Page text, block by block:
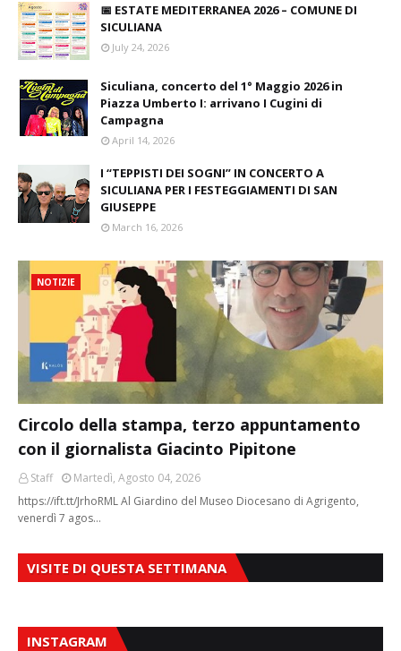
📅 ESTATE MEDITERRANEA 2026 – COMUNE DI
SICULIANA
July 24, 2026
Siculiana, concerto del 1° Maggio 2026 in
Piazza Umberto I: arrivano I Cugini di
Campagna
April 14, 2026
I “TEPPISTI DEI SOGNI” IN CONCERTO A
SICULIANA PER I FESTEGGIAMENTI DI SAN
GIUSEPPE
March 16, 2026
NOTIZIE
Circolo della stampa, terzo appuntamento
con il giornalista Giacinto Pipitone
Staff
Martedì, Agosto 04, 2026
https://ift.tt/JrhoRML Al Giardino del Museo Diocesano di Agrigento,
venerdì 7 agos…
VISITE DI QUESTA SETTIMANA
INSTAGRAM